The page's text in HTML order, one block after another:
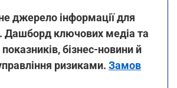
джерело інформації для
Дашборд ключових медіа та
бізнес-новини й
ризиками. Замов